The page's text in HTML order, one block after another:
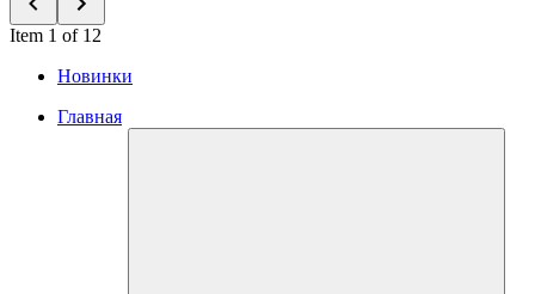
Item 1 of 12
Новинки
Главная